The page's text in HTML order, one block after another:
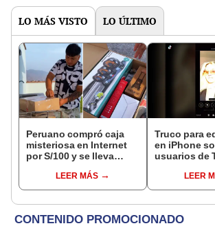
LO MÁS VISTO LO ÚLTIMO
Peruano compró caja
misteriosa en Internet
por S/100 y se lleva
negocio"LEER MÁS
Truco para
en iPhone
usuarios de
LEER